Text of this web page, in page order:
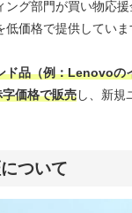
ング部門が買い物応
価格で提供していま
ド品（例：Lenovoの
価格で販売し、新規
ついて